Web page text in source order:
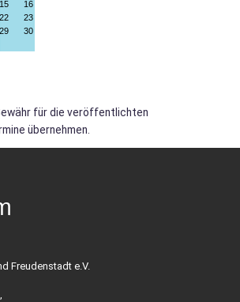
15
16
22
23
29
30
für die veröffentlichten
übernehmen.
Freudenstadt e.V.